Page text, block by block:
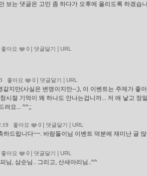
보는 댓글은 고민 좀 하다가 오후에 올리도록 하겠습
좋아요 0 댓글달기 URL
좋아요 0 댓글달기 URL
같지만(사실은 변명이지만--;), 이 이벤트는 주제가 좋
시절 기억이 왜 하나도 안나는겁니까... 저 애 낳고 정
려요... ^^;;
좋아요 0 댓글달기 URL
하드립니다~~. 바람돌이님 이벤트 덕분에 재미난 글
좋아요 0 댓글달기 URL
님, 삼순님.. 그리고, 산새아리님..^^